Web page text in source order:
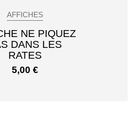
AFFICHES
NE PIQUEZ
DANS LES
RATES
5,00 €